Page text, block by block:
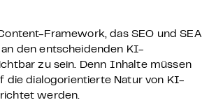
Framework, das SEO und SEA
den entscheidenden KI-
zu sein. Denn Inhalte müssen
die dialogorientierte Natur von KI-
werden.